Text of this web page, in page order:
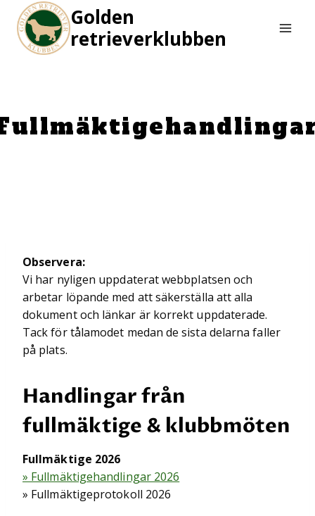
content
Golden
retrieverklubben
Observera:
Vi har nyligen uppdaterat webbplatsen och
arbetar löpande med att säkerställa att alla
dokument och länkar är korrekt uppdaterade.
Tack för tålamodet medan de sista delarna faller
på plats.
Handlingar från
fullmäktige & klubbmöten
Fullmäktige 2026
» Fullmäktigehandlingar 2026
» Fullmäktigeprotokoll 2026